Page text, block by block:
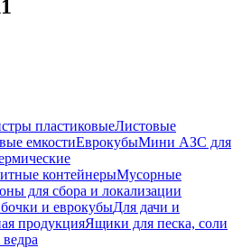
пластиковыеЛистовые
емкостиЕврокубыМини АЗС для
контейнерыМусорные
для сбора и локализации
и еврокубыДля дачи и
продукцияЯщики для песка, соли